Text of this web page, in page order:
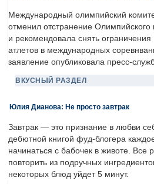
Международный олимпийский
отменил отстранение
и рекомендовала снять ограничения
атлетов в международных
заявление опубликовала пресс-
ВКУСНЫЙ РАЗДЕЛ
Юлия Дианова: Не просто завтрак
Завтрак — это признание в любви
дебютной книгой фуд-блогера
начинаться с бабочек в животе. Все
повторить из подручных
некоторых блюд уйдет 5 минут.